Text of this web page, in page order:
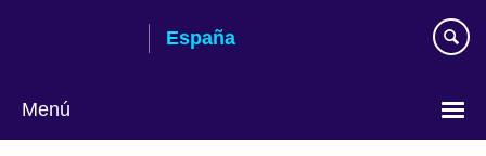
España
Menú